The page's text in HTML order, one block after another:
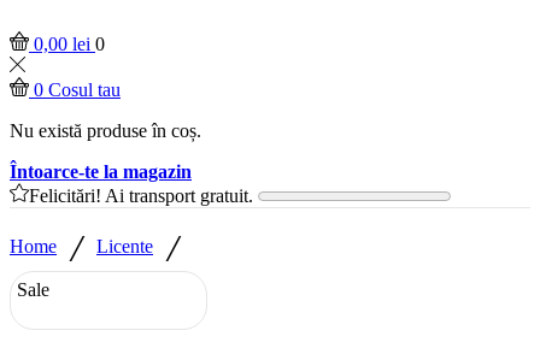
0,00 lei 0
0 Cosul tau
Nu există produse în coș.
Întoarce-te la magazin
Felicitări! Ai transport gratuit.
Home / Licente /
Sale